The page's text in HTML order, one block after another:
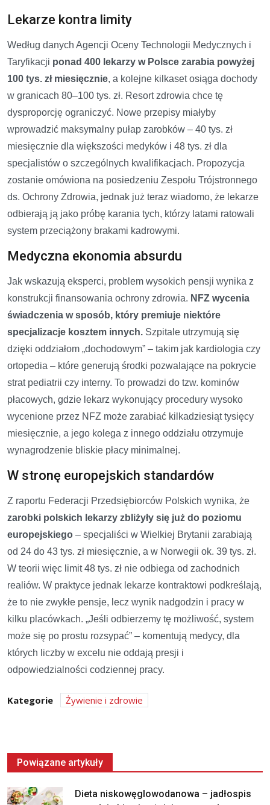
Lekarze kontra limity
Według danych Agencji Oceny Technologii Medycznych i
Taryfikacji ponad 400 lekarzy w Polsce zarabia powyżej
100 tys. zł miesięcznie, a kolejne kilkaset osiąga dochody
w granicach 80–100 tys. zł. Resort zdrowia chce tę
dysproporcję ograniczyć. Nowe przepisy miałyby
wprowadzić maksymalny pułap zarobków – 40 tys. zł
miesięcznie dla większości medyków i 48 tys. zł dla
specjalistów o szczególnych kwalifikacjach. Propozycja
zostanie omówiona na posiedzeniu Zespołu Trójstronnego
ds. Ochrony Zdrowia, jednak już teraz wiadomo, że lekarze
odbierają ją jako próbę karania tych, którzy latami ratowali
system przeciążony brakami kadrowymi.
Medyczna ekonomia absurdu
Jak wskazują eksperci, problem wysokich pensji wynika z
konstrukcji finansowania ochrony zdrowia. NFZ wycenia
świadczenia w sposób, który premiuje niektóre
specjalizacje kosztem innych. Szpitale utrzymują się
dzięki oddziałom „dochodowym” – takim jak kardiologia czy
ortopedia – które generują środki pozwalające na pokrycie
strat pediatrii czy interny. To prowadzi do tzw. kominów
płacowych, gdzie lekarz wykonujący procedury wysoko
wycenione przez NFZ może zarabiać kilkadziesiąt tysięcy
miesięcznie, a jego kolega z innego oddziału otrzymuje
wynagrodzenie bliskie płacy minimalnej.
W stronę europejskich standardów
Z raportu Federacji Przedsiębiorców Polskich wynika, że
zarobki polskich lekarzy zbliżyły się już do poziomu
europejskiego – specjaliści w Wielkiej Brytanii zarabiają
od 24 do 43 tys. zł miesięcznie, a w Norwegii ok. 39 tys. zł.
W teorii więc limit 48 tys. zł nie odbiega od zachodnich
realiów. W praktyce jednak lekarze kontraktowi podkreślają,
że to nie zwykłe pensje, lecz wynik nadgodzin i pracy w
kilku placówkach. „Jeśli odbierzemy tę możliwość, system
może się po prostu rozsypać” – komentują medycy, dla
których liczby w excelu nie oddają presji i
odpowiedzialności codziennej pracy.
Kategorie Żywienie i zdrowie
Powiązane artykuły
Dieta niskowęglowodanowa – jadłospis